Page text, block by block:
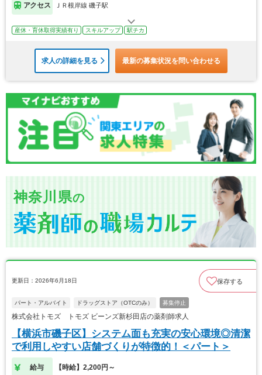
アクセス ＪＲ根岸線 磯子駅
産休・育休取得実績有り スキルアップ 駅チカ
求人の詳細を見る 最新の募集状況を問い合わせる
神奈川県の
更新日：2026年6月18日 保存する
パート・アルバイト ドラッグストア（OTCのみ） 募集停止
株式会社トモズ トモズ ビーンズ新杉田店の薬剤師求人
【横浜市磯子区】システム面も充実の安心環境◎清潔
で利用しやすい店舗づくりが特徴的！＜パート＞
給与 【時給】2,200円～